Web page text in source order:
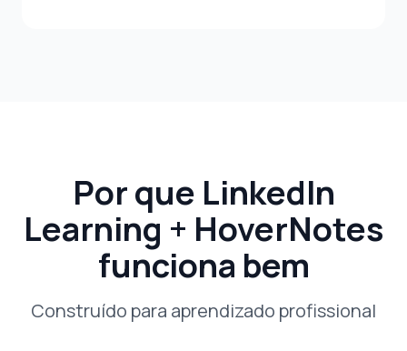
Por que LinkedIn
Learning + HoverNotes
funciona bem
Construído para aprendizado profissional